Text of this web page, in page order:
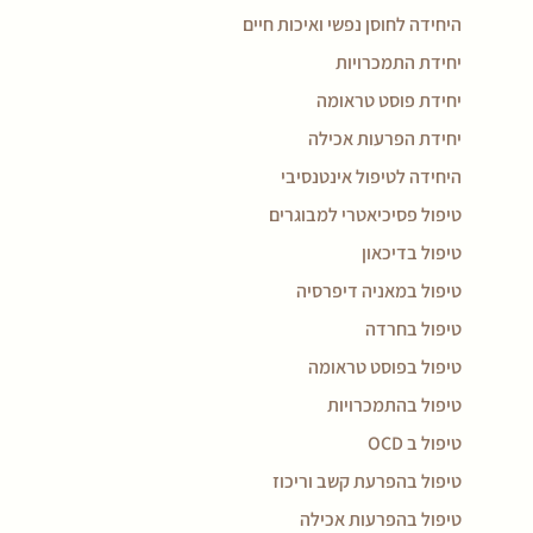
היחידה לחוסן נפשי ואיכות חיים
יחידת התמכרויות
יחידת פוסט טראומה
יחידת הפרעות אכילה
היחידה לטיפול אינטנסיבי
טיפול פסיכיאטרי למבוגרים
טיפול בדיכאון
טיפול במאניה דיפרסיה
טיפול בחרדה
טיפול בפוסט טראומה
טיפול בהתמכרויות
טיפול ב OCD
טיפול בהפרעת קשב וריכוז
טיפול בהפרעות אכילה